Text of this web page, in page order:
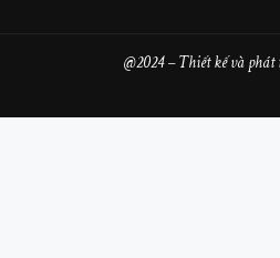
@2024 – Thiết kế và